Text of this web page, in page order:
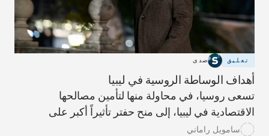
تعليق صدى
أهداف الوساطة الروسية في ليبيا
تسعى روسيا، في محاولة منها لتأمين مصالحها
الاقتصادية في ليبيا، إلى منح حفتر تأثيراً أكبر على
التسوية الدبلوماسية التي قد يجري التوصل إليها مستقبلاً
سامويل راماني